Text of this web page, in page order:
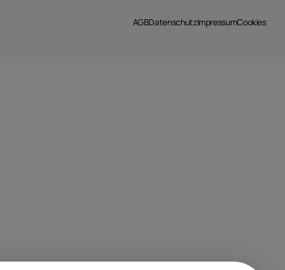
AGBDatenschutzImpressumCookies